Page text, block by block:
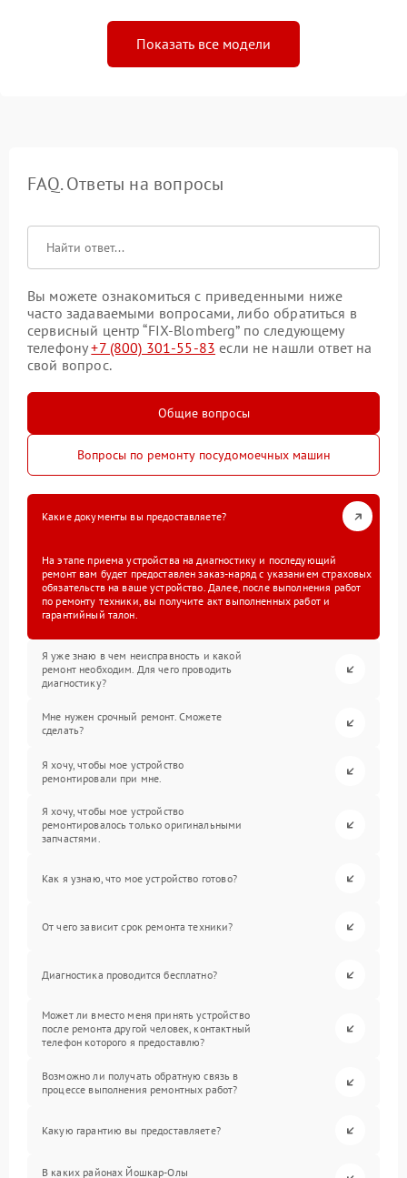
Показать все модели
FAQ. Ответы на вопросы
Вы можете ознакомиться с приведенными ниже
часто задаваемыми вопросами, либо обратиться в
сервисный центр “FIX-Blomberg” по следующему
телефону+7 (800) 301-55-83 если не нашли ответ на
свой вопрос.
Общие вопросы
Вопросы по ремонту посудомоечных машин
Какие документы вы предоставляете?
На этапе приема устройства на диагностику и последующий
ремонт вам будет предоставлен заказ-наряд с указанием страховых
обязательств на ваше устройство. Далее, после выполнения работ
по ремонту техники, вы получите акт выполненных работ и
гарантийный талон.
Я уже знаю в чем неисправность и какой
ремонт необходим. Для чего проводить
диагностику?
Мне нужен срочный ремонт. Сможете
сделать?
Я хочу, чтобы мое устройство
ремонтировали при мне.
Я хочу, чтобы мое устройство
ремонтировалось только оригинальными
запчастями.
Как я узнаю, что мое устройство готово?
От чего зависит срок ремонта техники?
Диагностика проводится бесплатно?
Может ли вместо меня принять устройство
после ремонта другой человек, контактный
телефон которого я предоставлю?
Возможно ли получать обратную связь в
процессе выполнения ремонтных работ?
Какую гарантию вы предоставляете?
В каких районах Йошкар-Олы